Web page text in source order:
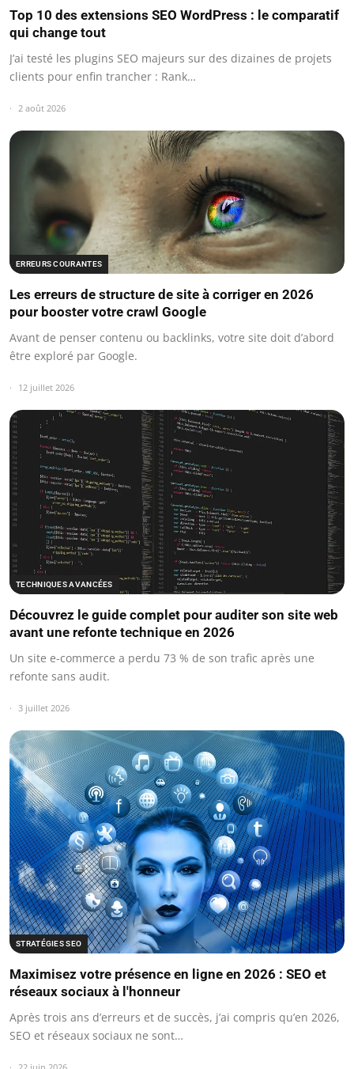
Top 10 des extensions SEO WordPress : le comparatif
qui change tout
J’ai testé les plugins SEO majeurs sur des dizaines de projets
clients pour enfin trancher : Rank…
2 août 2026
ERREURS COURANTES
Les erreurs de structure de site à corriger en 2026
pour booster votre crawl Google
Avant de penser contenu ou backlinks, votre site doit d’abord
être exploré par Google.
12 juillet 2026
TECHNIQUES AVANCÉES
Découvrez le guide complet pour auditer son site web
avant une refonte technique en 2026
Un site e-commerce a perdu 73 % de son trafic après une
refonte sans audit.
3 juillet 2026
STRATÉGIES SEO
Maximisez votre présence en ligne en 2026 : SEO et
réseaux sociaux à l'honneur
Après trois ans d’erreurs et de succès, j’ai compris qu’en 2026,
SEO et réseaux sociaux ne sont…